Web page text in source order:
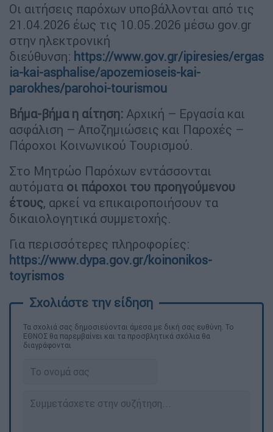
Οι αιτήσεις παρόχων υποβάλλονται από τις
21.04.2026 έως τις 10.05.2026 μέσω gov.gr
στην ηλεκτρονική
διεύθυνση: https://www.gov.gr/ipiresies/ergas
ia-kai-asphalise/apozemioseis-kai-
parokhes/parohoi-tourismou
Βήμα-βήμα η αίτηση: Αρχική – Εργασία και
ασφάλιση – Αποζημιώσεις και Παροχές –
Πάροχοι Κοινωνικού Τουρισμού.
Στο Μητρώο Παρόχων εντάσσονται
αυτόματα οι πάροχοι του προηγούμενου
έτους, αρκεί να επικαιροποιήσουν τα
δικαιολογητικά συμμετοχής.
Για περισσότερες πληροφορίες:
https://www.dypa.gov.gr/koinonikos-
toyrismos
Τα σχολιά σας δημοσιεύονται άμεσα με δική σας ευθύνη. Το
ΕΘΝΟΣ θα παρεμβαίνει και τα προσβλητικά σχόλια θα
διαγράφονται